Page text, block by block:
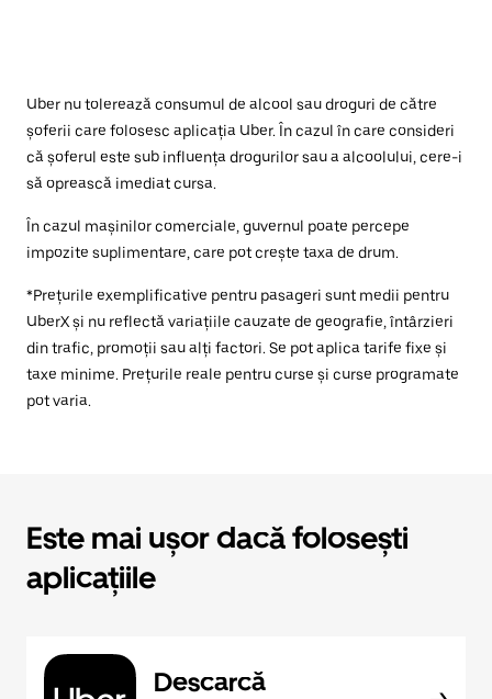
Uber nu tolerează consumul de alcool sau droguri de către
șoferii care folosesc aplicația Uber. În cazul în care consideri
că șoferul este sub influența drogurilor sau a alcoolului, cere-i
să oprească imediat cursa.
În cazul mașinilor comerciale, guvernul poate percepe
impozite suplimentare, care pot crește taxa de drum.
*Prețurile exemplificative pentru pasageri sunt medii pentru
UberX și nu reflectă variațiile cauzate de geografie, întârzieri
din trafic, promoții sau alți factori. Se pot aplica tarife fixe și
taxe minime. Prețurile reale pentru curse și curse programate
pot varia.
Este mai ușor dacă folosești
aplicațiile
Descarcă